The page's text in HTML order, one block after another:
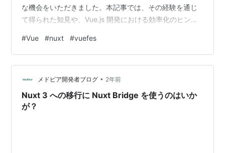
な機会をいただきました。本記事では、その経験を通じ
て得られた知見や、Vue.js 開発における効率化のヒント
ーマ：VueUseで実現するVue.js開発の効率化 今回の登壇
では、Vue.js 開発者にとって強力な味方となる
「VueUse」というライブラリについて紹介しました。発
表資料は以下からご覧いただけます spea…
#Vue #nuxt #vuefes
メドピア開発者ブログ • 2年前
Nuxt 3 への移行に Nuxt Bridge を使うのはいか
が？